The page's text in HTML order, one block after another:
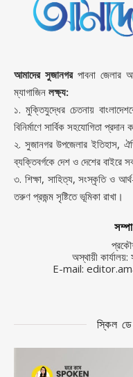
আমাদের সুজানগরপাবনা জেলার
ম্যাগাজিন লক্ষ্য:
১. মুক্তিযুদ্ধের চেতনায়
বিনির্মাণে সার্বিক সহযোগিতা প্রদান
২. সুজানগর উপজেলার ইতিহাস,
ব্যক্তিবর্গকে দেশ ও দেশের বাইরে
৩. শিক্ষা, সাহিত্য, সংস্কৃতি ও
তরুণ প্রজন্ম সৃষ্টিতে ভূমিকা রাখা।
অস্থায়ী
E-mail:
স্কিল